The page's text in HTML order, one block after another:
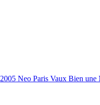
2005 Neo Paris Vaux Bien une